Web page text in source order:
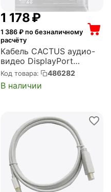
1 178₽
1 386₽ по безналичному
расчёту
Кабель CACTUS аудио-
видео DisplayPort
(m)/HDMI (m) 2м.
позолоч.конт. черный
(CS-DP-HDMI-1.2-2)
Код товара: 486282
В наличии